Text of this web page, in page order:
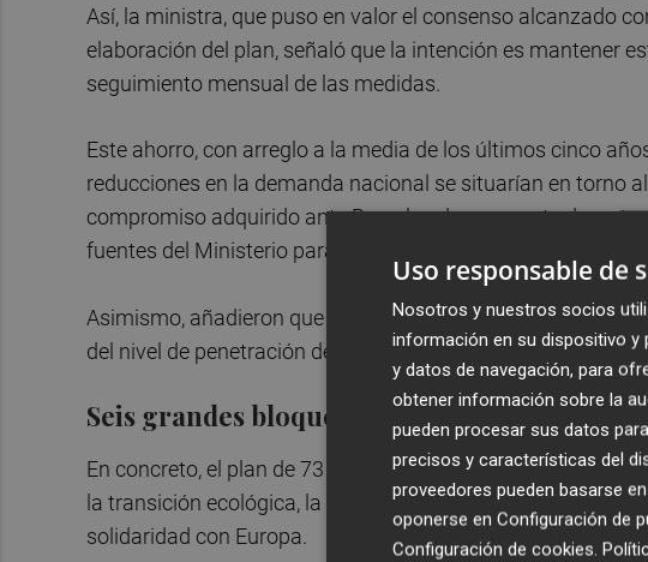
Así, la ministra, que puso en valor el consenso alcanzado
elaboración del plan, señaló que la intención es mantener
seguimiento mensual de las medidas.
Este ahorro, con arreglo a la media de los últimos cinco
reducciones en la demanda nacional se situarían en torno
compromiso adquirido ante Bruselas de un recorte de en
fuentes del Ministerio para la Transición Ecológica y el Reto
Asimismo, añadieron que el grado de cumplimiento hacia
del nivel de penetración de las distintas actuaciones.
Seis grandes bloques
En concreto, el plan de 73 medidas se engloba en seis
la transición ecológica, la protección de los consumidores,
solidaridad con Europa.
Uso responsable de
Nosotros y nuestros socios
información en su dispositivo y
y datos de navegación, para
obtener información sobre la
pueden procesar sus datos
precisos y características del
proveedores pueden basarse
oponerse en Configuración de
Configuración de cookies.